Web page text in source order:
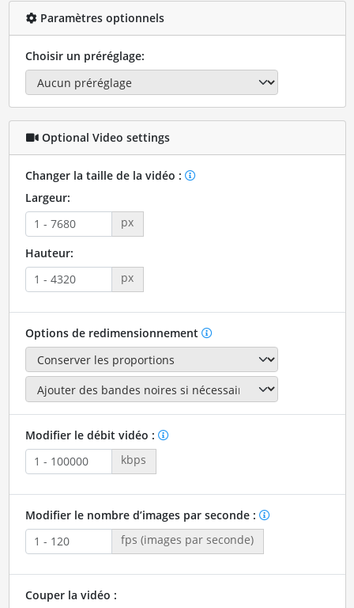
Paramètres optionnels
Choisir un préréglage:
Optional Video settings
Changer la taille de la vidéo :
Largeur:
px
Hauteur:
px
Options de redimensionnement
Modifier le débit vidéo :
kbps
Modifier le nombre d’images par seconde :
fps (images par seconde)
Couper la vidéo :